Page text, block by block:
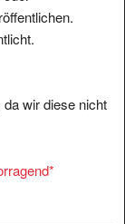
wir diese nicht
*